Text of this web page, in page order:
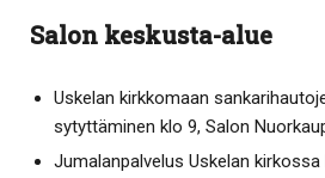
Salon keskusta-alue
Uskelan kirkkomaan
sytyttäminen klo 9, Salon
Jumalanpalvelus Uskelan kirkossa